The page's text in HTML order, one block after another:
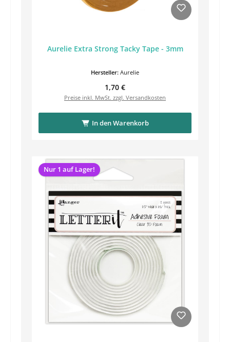
Aurelie Extra Strong Tacky Tape - 3mm
Hersteller: Aurelie
Regulärer Preis:
1,70 €
Preise inkl. MwSt. zzgl. Versandkosten
In den Warenkorb
Nur 1 auf Lager!